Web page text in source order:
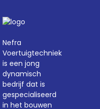
Nefra
Voertuigtechniek
is een jong
dynamisch
bedrijf dat is
gespecialiseerd
in het bouwen